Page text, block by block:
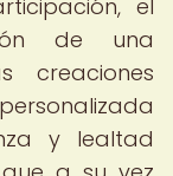
el
de una
y lealtad